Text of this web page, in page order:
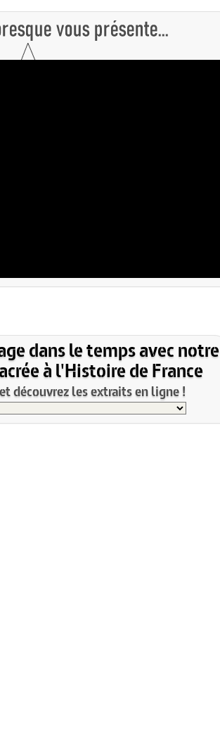
dans le temps avec notre
à l'Histoire de France
découvrez les extraits en ligne !